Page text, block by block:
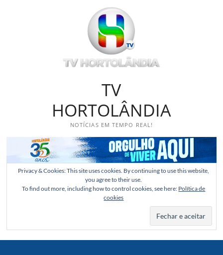
TV
HORTOLÂNDIA
NOTÍCIAS EM TEMPO REAL!
Privacy & Cookies: This site uses cookies. By continuing to use this website,
you agree to their use.
To find out more, including how to control cookies, see here: Política de
cookies